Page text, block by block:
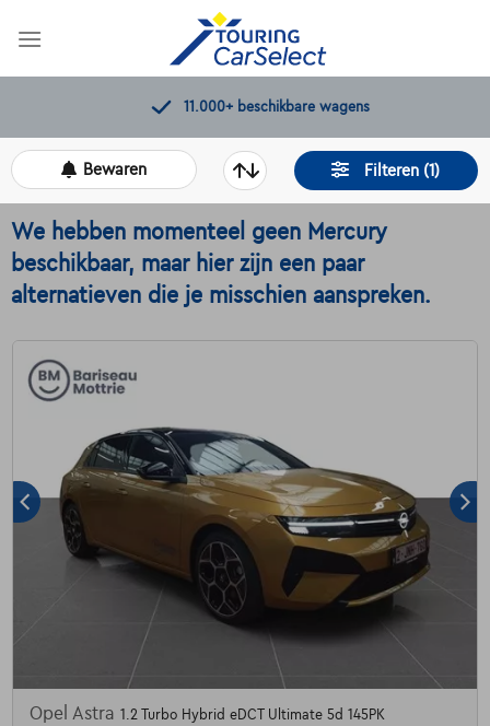
11.000+beschikbare wagens
Filteren (1)
Bewaren
We hebben momenteel geen Mercury
beschikbaar, maar hier zijn een paar
alternatieven die je misschien aanspreken.
Opel Astra 1.2 Turbo Hybrid eDCT Ultimate 5d 145PK